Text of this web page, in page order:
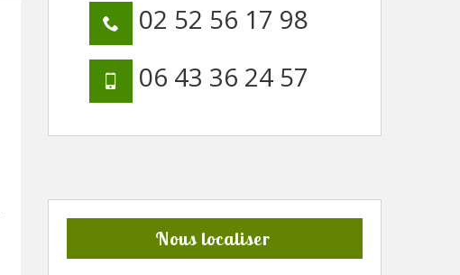
02 52 56 17 98
06 43 36 24 57
Nous localiser